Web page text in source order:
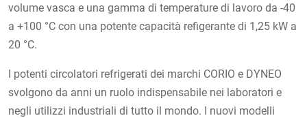
volume vasca e una gamma di temperature di lavoro da -40
a +100 °C con una potente capacità refigerante di 1,25 kW a
20 °C.
I potenti circolatori refrigerati dei marchi CORIO e DYNEO
svolgono da anni un ruolo indispensabile nei laboratori e
negli utilizzi industriali di tutto il mondo. I nuovi modelli